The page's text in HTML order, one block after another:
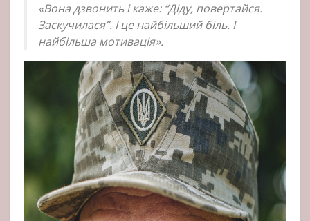
«Вона дзвонить і каже: “Діду, повертайся.
Заскучилася”. І це найбільший біль. І
найбільша мотивація».